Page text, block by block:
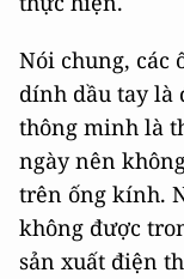
Nói chung, các
dính dầu tay là
thông minh là
ngày nên
trên ống kính.
không được
sản xuất điện